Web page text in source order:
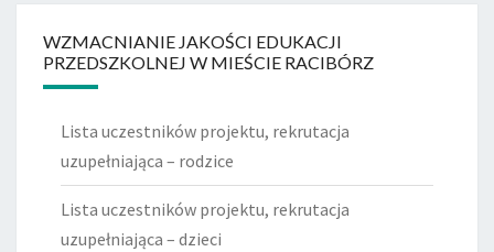
WZMACNIANIE JAKOŚCI EDUKACJI
PRZEDSZKOLNEJ W MIEŚCIE RACIBÓRZ
Lista uczestników projektu, rekrutacja
uzupełniająca – rodzice
Lista uczestników projektu, rekrutacja
uzupełniająca – dzieci